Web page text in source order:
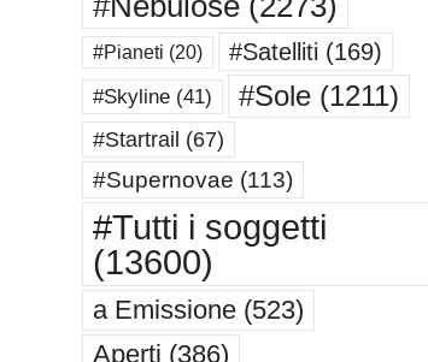
#Pianeti (20) #Satelliti (169)
#Skyline(41) #Sole(1211)
#Startrail (67)
#Supernovae (113)
#Tutti i soggetti
(13600)
a Emissione(523)
Aperti (386)